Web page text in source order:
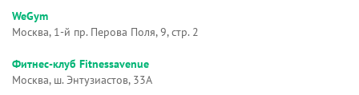
WeGym
Москва, 1-й пр. Перова Поля, 9, стр. 2
Фитнес-клуб Fitnessavenue
Москва, ш. Энтузиастов, 33А